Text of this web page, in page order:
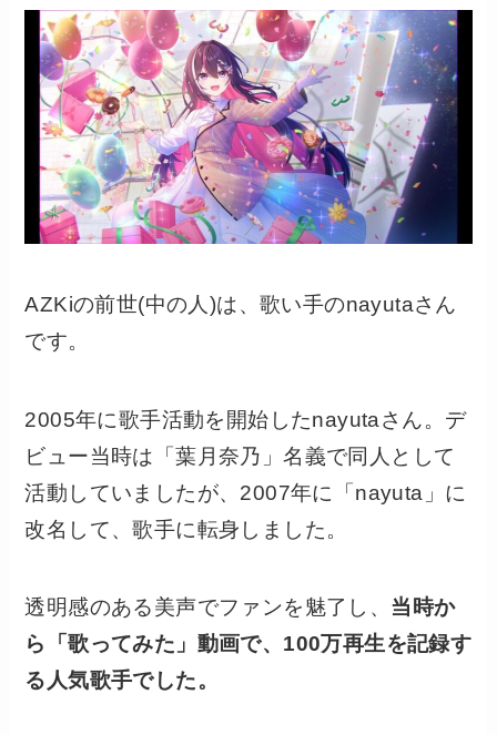
AZKiの前世(中の人)は、歌い手のnayutaさん
です。
2005年に歌手活動を開始したnayutaさん。デ
ビュー当時は「葉月奈乃」名義で同人として
活動していましたが、2007年に「nayuta」に
改名して、歌手に転身しました。
透明感のある美声でファンを魅了し、 当時か
ら「歌ってみた」動画で、100万再生を記録す
る人気歌手でした。